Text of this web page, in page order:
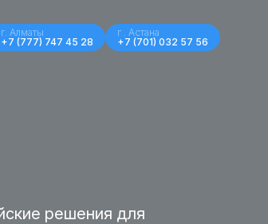
г. Алматы
+7 (777) 747 45 28
г . Астана
+7 (701) 032 57 56
решения для